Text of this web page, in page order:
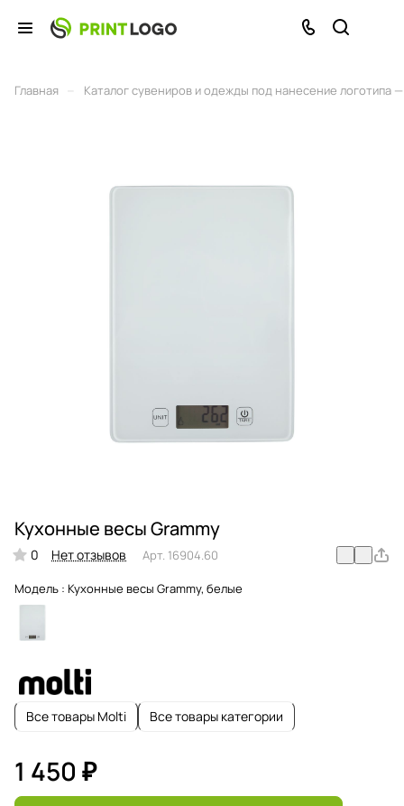
Главная Каталог сувениров и одежды под нанесение логотипа
Кухонные весы Grammy
0 Нет отзывов Арт. 16904.60
Модель : Кухонные весы Grammy, белые
Все товары Molti Все товары категории
1 450 ₽